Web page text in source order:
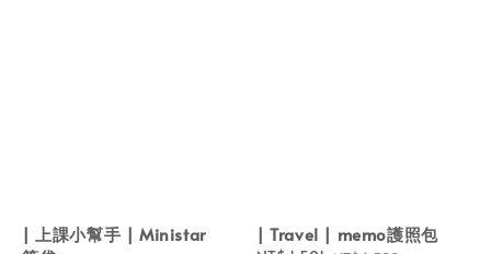
| 上課小幫手 | Ministar
| Travel | memo護照包